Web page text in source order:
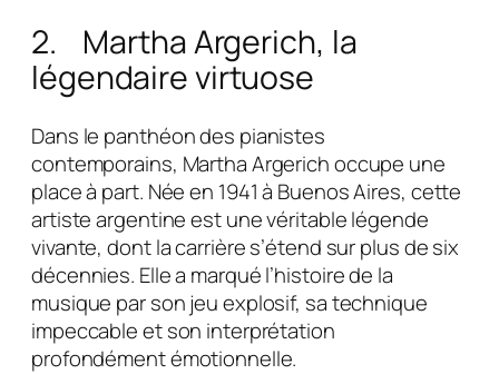
2. Martha Argerich, la
légendaire virtuose
Dans le panthéon des pianistes
contemporains, Martha Argerich occupe une
place à part. Née en 1941 à Buenos Aires, cette
artiste argentine est une véritable légende
vivante, dont la carrière s’étend sur plus de six
décennies. Elle a marqué l’histoire de la
musique par son jeu explosif, sa technique
impeccable et son interprétation
profondément émotionnelle.